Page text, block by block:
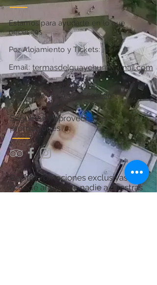
Estamos para ayudarte en lo que
necesites
Por Alojamiento y Tickets:
Email:
Teléfono:
+54 11 6841 0808
WhatsApp:+54 9 3446-607620
termasdelguaychu@hotmail.com
Seguinos y aprovechá las
promociones
Recibí promociones exclusivas y
accedé antes que nadie a nuestras